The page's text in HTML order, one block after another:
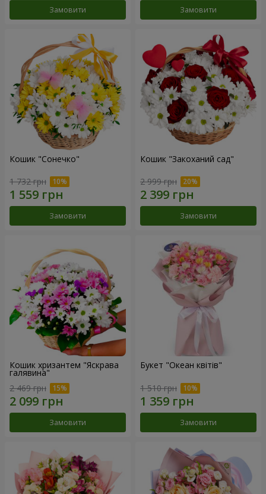
Замовити Замовити
Кошик "Сонечко"
1 732 грн
Замовити
Кошик "Закоханий сад"
2 999 грн
Замовити
Кошик хризантем "Яскрава
галявина"
2 469 грн
Замовити
Букет "Океан квітів"
1 510 грн
Замовити